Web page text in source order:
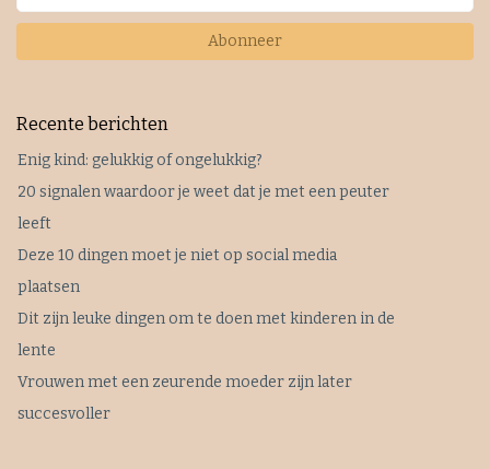
Abonneer
Recente berichten
Enig kind: gelukkig of ongelukkig?
20 signalen waardoor je weet dat je met een peuter
leeft
Deze 10 dingen moet je niet op social media
plaatsen
Dit zijn leuke dingen om te doen met kinderen in de
lente
Vrouwen met een zeurende moeder zijn later
succesvoller